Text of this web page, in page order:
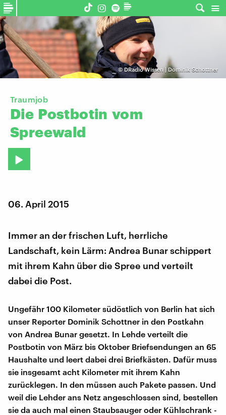
©DRadio Wissen | Dominik Schottner
Traumjob
Die Postbotin vom
Spreewald
06. April 2015
Immer an der frischen Luft, herrliche
Landschaft, kein Lärm: Andrea Bunar schippert
mit ihrem Kahn über die Spree und verteilt
dabei die Post.
Ungefähr 100 Kilometer südöstlich von Berlin hat sich
unser Reporter Dominik Schottner in den Postkahn
von Andrea Bunar gesetzt. In Lehde verteilt die
Postbotin von März bis Oktober Briefsendungen an 65
Haushalte und leert dabei drei Briefkästen. Dafür muss
sie insgesamt acht Kilometer mit ihrem Kahn
zurücklegen. In den müssen auch Pakete passen. Und
weil die Lehder ans Netz angeschlossen sind, bestellen
sie da auch mal einen Staubsauger oder Kühlschrank -